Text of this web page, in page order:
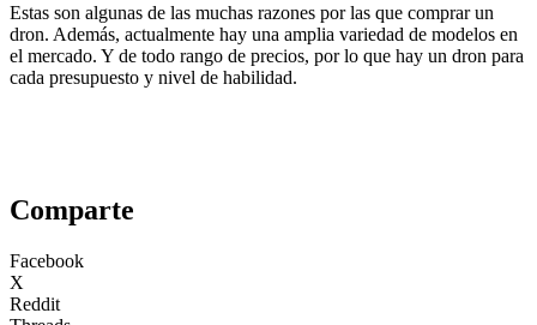
Estas son algunas de las muchas razones por las que comprar un
dron. Además, actualmente hay una amplia variedad de modelos en
el mercado. Y de todo rango de precios, por lo que hay un dron para
cada presupuesto y nivel de habilidad.
Comparte
Facebook
X
Reddit